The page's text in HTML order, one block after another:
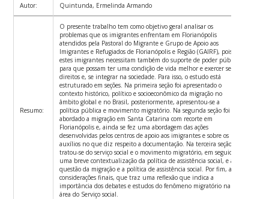
Autor: Quintunda, Ermelinda Armando
Resumo:
O presente trabalho tem como objetivo geral analisar os
problemas que os imigrantes enfrentam em Florianópolis
atendidos pela Pastoral do Migrante e Grupo de Apoio aos
Imigrantes e Refugiados de Florianópolis e Região (GAIRF), pois
estes imigrantes necessitam também do suporte de poder público
para que possam ter uma condição de vida melhor e exercer seus
direitos e, se integrar na sociedade. Para isso, o estudo está
estruturado em seções. Na primeira seção foi apresentado o
contexto histórico, político e socioeconômico da migração no
âmbito global e no Brasil, posteriormente, apresentou-se a
política pública e movimento migratório. Na segunda seção foi
abordado a migração em Santa Catarina com recorte em
Florianópolis e, ainda se fez uma abordagem das ações
desenvolvidas pelos centros de apoio aos imigrantes e sobre os
auxílios no que diz respeito a documentação. Na terceira seção
tratou-se do serviço social e o movimento migratório, em seguida,
uma breve contextualização da política de assistência social, e a
questão da migração e a política de assistência social. Por fim, as
considerações finais, que traz uma reflexão que indica a
importância dos debates e estudos do fenômeno migratório na
área do Serviço social.